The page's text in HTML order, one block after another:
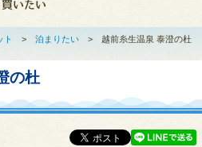
ト > 泊まりたい> 越前糸生温泉 泰澄の杜
の杜